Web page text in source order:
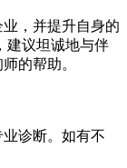
，并提升自身的
建议坦诚地与伴
的帮助。
诊断。如有不